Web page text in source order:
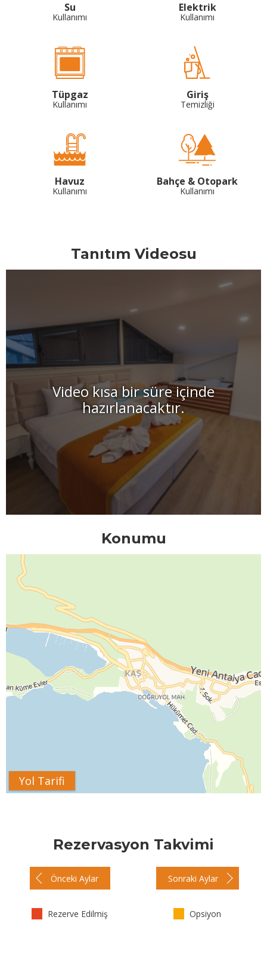
Su
Kullanımı
Elektrik
Kullanımı
Tüpgaz
Kullanımı
Giriş
Temizliği
Havuz
Kullanımı
Bahçe & Otopark
Kullanımı
Tanıtım Videosu
Video kısa bir süre içinde
hazırlanacaktır.
Konumu
Yol Tarifi
Rezervasyon Takvimi
Önceki Aylar Sonraki Aylar
Rezerve Edilmiş Opsiyon